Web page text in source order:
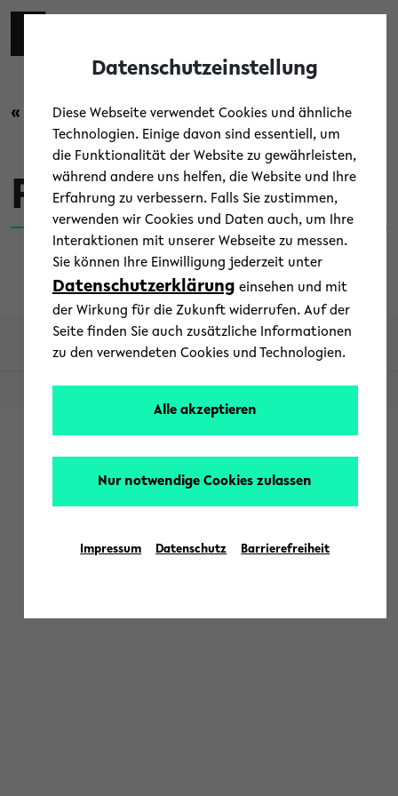
Skip to main content
« Zurück zur Übersicht
Förderung
Datenschutzeinstellung
Diese Webseite verwendet Cookies und ähnliche
Technologien. Einige davon sind essentiell, um
die Funktionalität der Website zu gewährleisten,
während andere uns helfen, die Website und Ihre
Erfahrung zu verbessern. Falls Sie zustimmen,
verwenden wir Cookies und Daten auch, um Ihre
Interaktionen mit unserer Webseite zu messen.
Sie können Ihre Einwilligung jederzeit unter
Datenschutzerklärung einsehen und mit
der Wirkung für die Zukunft widerrufen. Auf der
Seite finden Sie auch zusätzliche Informationen
zu den verwendeten Cookies und Technologien.
Alle akzeptieren
Nur notwendige Cookies zulassen
Impressum Datenschutz Barrierefreiheit